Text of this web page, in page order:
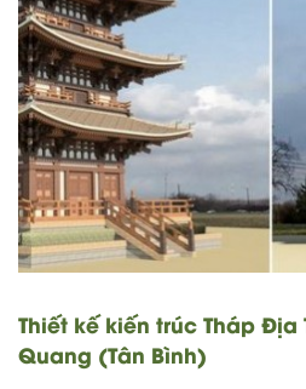
Thiết kế kiến trúc Tháp Địa
Quang (Tân Bình)